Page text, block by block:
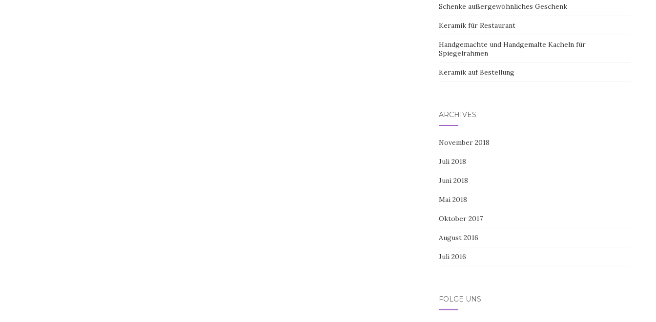
Schenke außergewöhnliches Geschenk
Keramik für Restaurant
Handgemachte und Handgemalte Kacheln für
Spiegelrahmen
Keramik auf Bestellung
ARCHIVES
November 2018
Juli 2018
Juni 2018
Mai 2018
Oktober 2017
August 2016
Juli 2016
FOLGE UNS